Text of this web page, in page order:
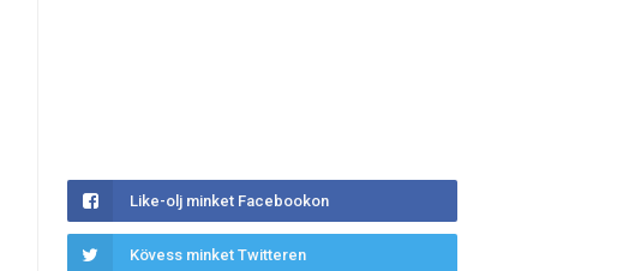
Like-olj minket Facebookon
Kövess minket Twitteren